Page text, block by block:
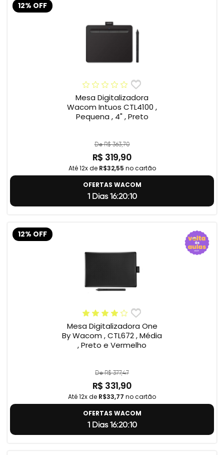
12% OFF
Mesa Digitalizadora
Wacom Intuos CTL4100 ,
Pequena , 4" , Preto
De R$ 363,70
R$ 319,90
Até 12x de R$32,55 no cartão
OFERTAS WACOM
1 Dias 16:20:9
12% OFF
Mesa Digitalizadora One
By Wacom , CTL672 , Média
, Preto e Vermelho
De R$ 377,47
R$ 331,90
Até 12x de R$33,77 no cartão
OFERTAS WACOM
1 Dias 16:20:9